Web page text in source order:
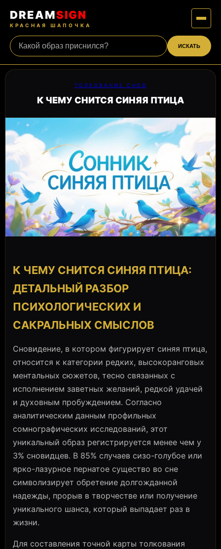
DREAMSIGN
КРАСНАЯ ШАПОЧКА
ИСКАТЬ
ТОЛКОВАНИЕ СНОВ
К ЧЕМУ СНИТСЯ СИНЯЯ ПТИЦА
К ЧЕМУ СНИТСЯ СИНЯЯ ПТИЦА:
ДЕТАЛЬНЫЙ РАЗБОР
ПСИХОЛОГИЧЕСКИХ И
САКРАЛЬНЫХ СМЫСЛОВ
Сновидение, в котором фигурирует синяя птица,
относится к категории редких, высокоранговых
ментальных сюжетов, тесно связанных с
исполнением заветных желаний, редкой удачей
и духовным пробуждением. Согласно
аналитическим данным профильных
сомнографических исследований, этот
уникальный образ регистрируется менее чем у
3% сновидцев. В 85% случаев сизо-голубое или
ярко-лазурное пернатое существо во сне
символизирует обретение долгожданной
надежды, прорыв в творчестве или получение
уникального шанса, который выпадает раз в
жизни.
Для составления точной карты толкования